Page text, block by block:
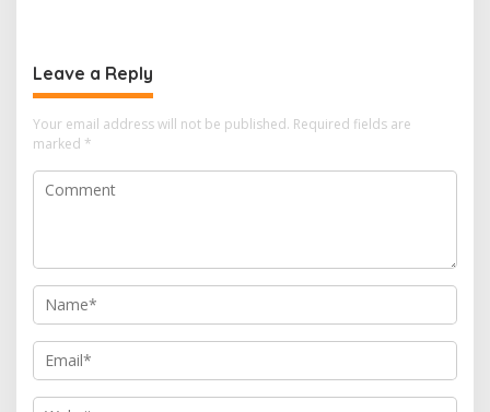
Leave a Reply
Your email address will not be published. Required fields are
marked *